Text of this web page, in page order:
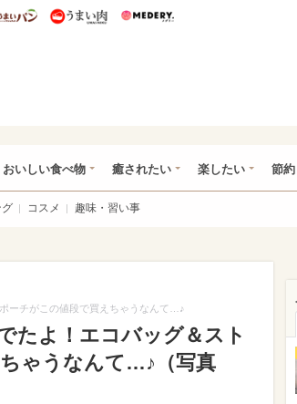
特集
いめし うまいパン うまい肉
おいしい食べ物 癒されたい 楽したい 節約
グ コスメ 趣味・習い事
ーチがこの値段で買えちゃうなんて…♪
たよ！エコバッグ＆スト
ゃうなんて…♪（写真